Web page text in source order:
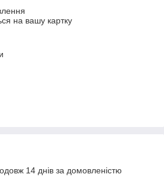
на вашу картку
14 днів за домовленістю